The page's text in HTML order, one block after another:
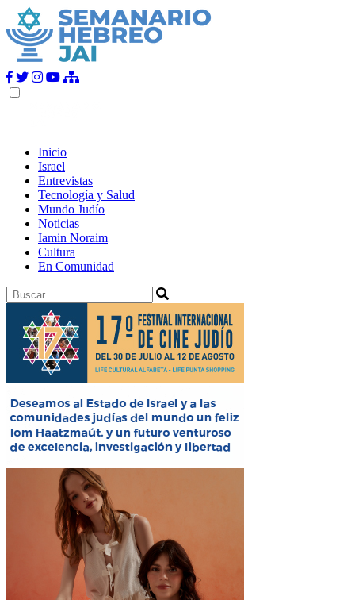
Inicio
Israel
Entrevistas
Tecnología y Salud
Mundo Judío
Noticias
Iamin Noraim
Cultura
En Comunidad